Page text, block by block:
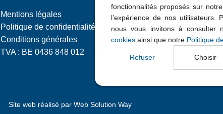
fonctionnalités proposés sur
l’expérience de nos utilisateurs.
nous vous invitons à consulter
cookies ainsi que notre Politique
Refuser Choisir
Mentions légales
Politique de confidentialité
Conditions générales
TVA : BE 0436 848 012
Rue Isidore
Jemeppe-sur-
+32 (0)71 750
info@bepa.be
Site web réalisé par Web Solution Way